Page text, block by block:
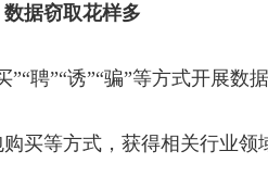
数据窃取花样多
聘”“诱”“骗”等方式开展数
等方式，获得相关行业领